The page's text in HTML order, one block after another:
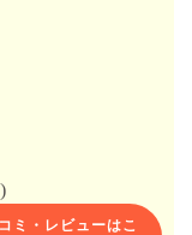
ミ・レビューはこ